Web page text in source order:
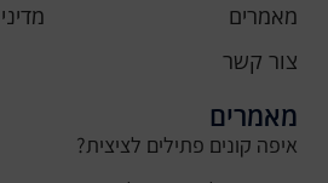
מאמרים
צור קשר
מאמרים
איפה קונים פתילים לציצית?